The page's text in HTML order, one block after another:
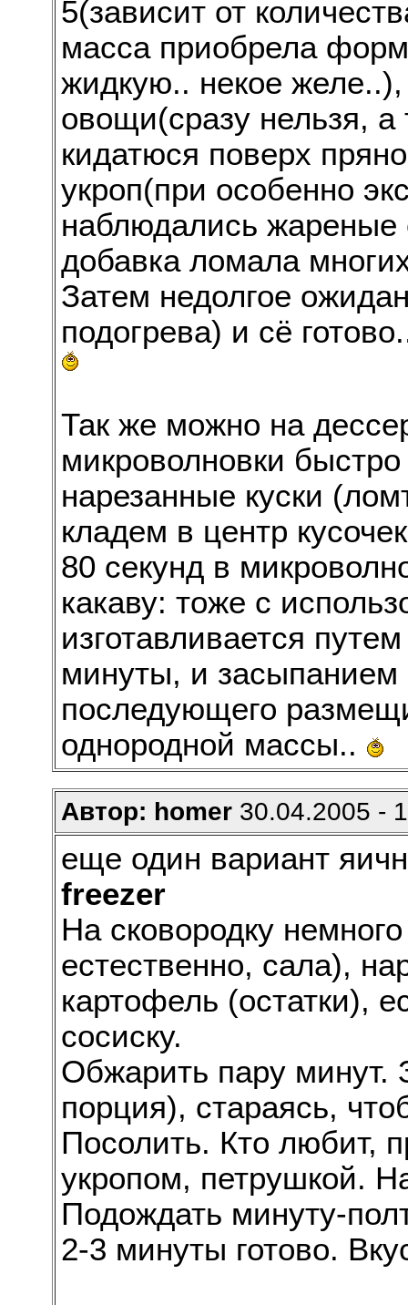
5(зависит от
масса приобрела
жидкую.. некое
овощи(сразу нельзя,
кидатюся поверх
укроп(при особенно
наблюдались жареные
добавка ломала
Затем недолгое
подогрева) и сё
Так же можно на
микроволновки
нарезанные куски
кладем в центр
80 секунд в
какаву: тоже с
изготавливается
минуты, и засыпанием
последующего
однородной массы..
Автор: homer30.04.2005 -
еще один вариант
freezer
На сковородку
естественно, сала),
картофель (остатки),
сосиску.
Обжарить пару минут.
порция), стараясь,
Посолить. Кто любит,
укропом, петрушкой.
Подождать минуту-
2-3 минуты готово.